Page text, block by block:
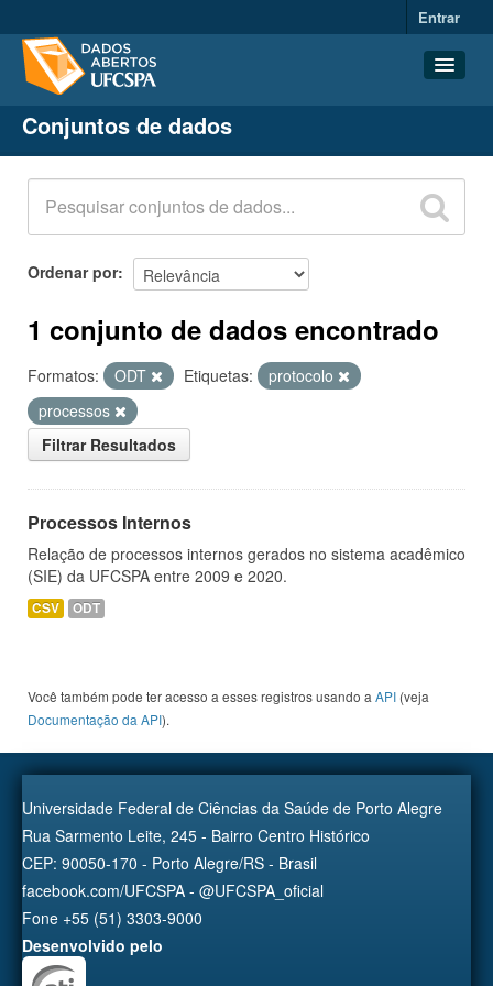
Entrar
Conjuntos de dados
Organizações
Grupos
Sobre
Conjuntos de dados
Ordenar por
1 conjunto de dados encontrado
Formatos: ODT Etiquetas:
protocolo
processos
Filtrar Resultados
Processos Internos
Relação de processos internos gerados no sistema acadêmico
(SIE) da UFCSPA entre 2009 e 2020.
CSV ODT
Você também pode ter acesso a esses registros usando a API (veja
Documentação da API).
Universidade Federal de Ciências da Saúde de Porto Alegre
Rua Sarmento Leite, 245 - Bairro Centro Histórico
CEP: 90050-170 - Porto Alegre/RS - Brasil
facebook.com/UFCSPA - @UFCSPA_oficial
Fone +55 (51) 3303-9000
Desenvolvido pelo